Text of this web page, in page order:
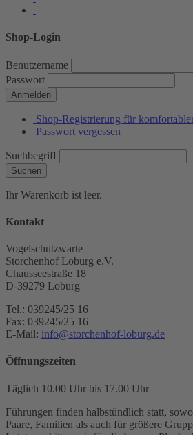
Shop-Login
Benutzername
Passwort
Anmelden
Shop-Registrierung für
Passwort vergessen
Suchbegriff
Suchen
Ihr Warenkorb ist leer.
Kontakt
Vogelschutzwarte
Storchenhof Loburg e.V.
Chausseestraße 18
D-39279 Loburg
Tel.: 039245/25 16
Fax: 039245/25 16
E-Mail: info@storchenhof-loburg.de
Öffnungszeiten
Täglich 10.00 Uhr bis 17.00 Uhr
Führungen finden halbstündlich statt,
Paare, Familien als auch für größere